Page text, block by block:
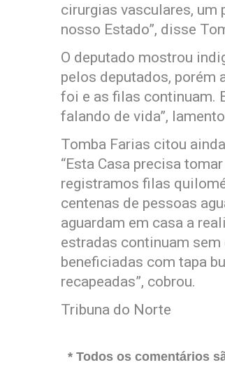
cirurgias vasculares, um
nosso Estado”, disse
O deputado mostrou
pelos deputados, porém
foi e as filas continuam.
falando de vida”,
Tomba Farias citou
“Esta Casa precisa
registramos filas
centenas de pessoas
aguardam em casa a
estradas continuam
beneficiadas com tapa
recapeadas”, cobrou.
Tribuna do Norte
* Todos os comentários